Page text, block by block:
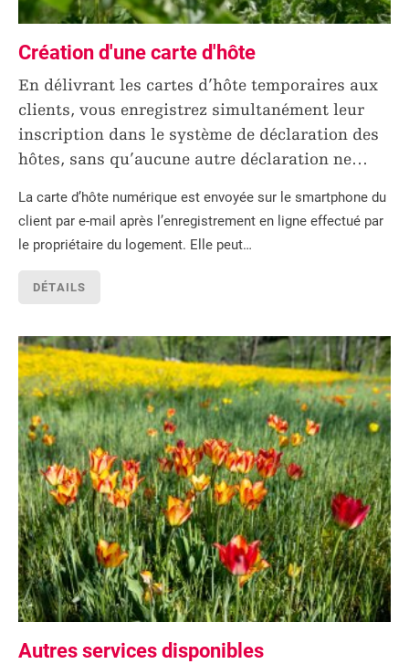
Création d'une carte d'hôte
En délivrant les cartes d’hôte temporaires aux
clients, vous enregistrez simultanément leur
inscription dans le système de déclaration des
hôtes, sans qu’aucune autre déclaration ne…
La carte d’hôte numérique est envoyée sur le smartphone du
client par e-mail après l’enregistrement en ligne effectué par
le propriétaire du logement. Elle peut…
DÉTAILS
Autres services disponibles